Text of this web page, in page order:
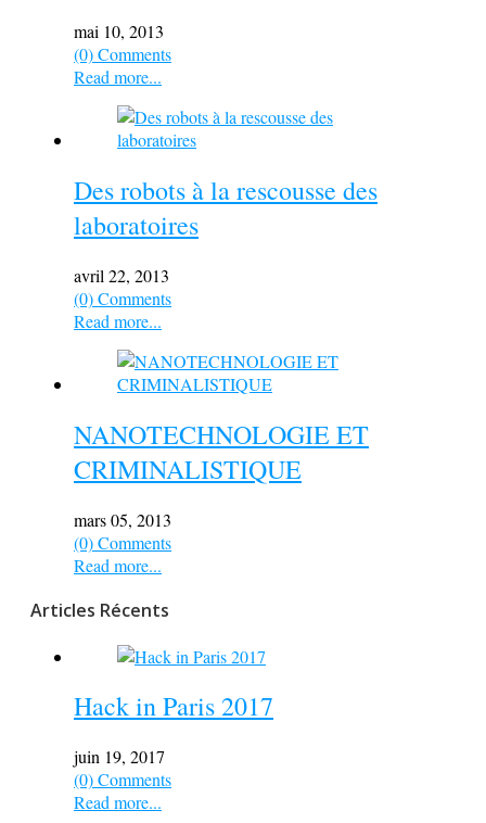
mai 10, 2013
(0) Comments
Read more...
Des robots à la rescousse des
laboratoires
avril 22, 2013
(0) Comments
Read more...
NANOTECHNOLOGIE ET
CRIMINALISTIQUE
mars 05, 2013
(0) Comments
Read more...
Articles Récents
Hack in Paris 2017
juin 19, 2017
(0) Comments
Read more...